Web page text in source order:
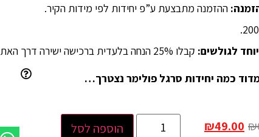
ההזמנה מתבצעת ע”פ יחידות לפי מידות הקיר.
לגולשים: קבלו 25% הנחה בלעדית ברכישה ישירה דרך האתר.
כמה יחידות סרגל פולימר נצטרך…
₪
₪49.00 הוספה לסל